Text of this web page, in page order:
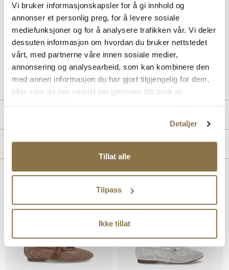
Vi bruker informasjonskapsler for å gi innhold og
annonser et personlig preg, for å levere sosiale
mediefunksjoner og for å analysere trafikken vår. Vi deler
dessuten informasjon om hvordan du bruker nettstedet
vårt, med partnerne våre innen sosiale medier,
annonsering og analysearbeid, som kan kombinere den
med annen informasjon du har gjort tilgjengelig for dem,
eller som de har samlet inn gjennom din bruk av
Detaljer
Tillat alle
Tilpass
Ikke tillat
Naturfarget ballerinasko fra Unified. En tidløs modell med ovalt
tåparti og en justerbar reim over vristen for sikker og komfortabel
passform. Skoen har et rent og klassisk uttrykk. Overdelen og fôret
er laget i syntetisk materiale.
Art. nr31263008
Lev. art. nr26V1265
Merke
Lignende produkter